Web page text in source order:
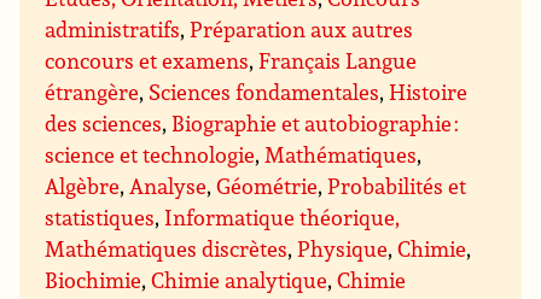
administratifs,Préparation aux autres
concours et examens,Français Langue
étrangère, Sciences fondamentales,Histoire
des sciences, Biographie et autobiographie :
science et technologie, Mathématiques,
Algèbre, Analyse,Géométrie,Probabilités et
statistiques, Informatique théorique,
Mathématiques discrètes,Physique,Chimie,
Biochimie,Chimie analytique,Chimie